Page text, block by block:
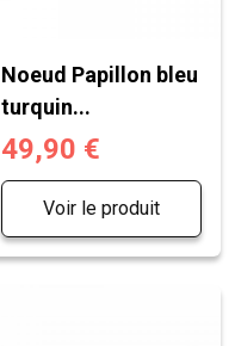
Noeud Papillon bleu
turquin...
49,90 €
Voir le produit